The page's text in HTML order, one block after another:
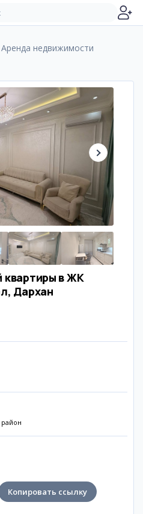
Аренда недвижимости
квартиры в ЖК
Дархан
Копировать ссылку